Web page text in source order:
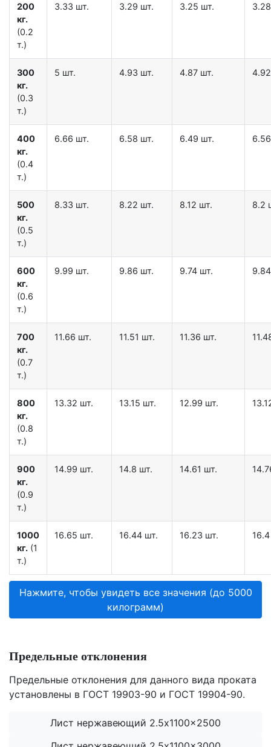
200
кг.
(0.2
т.)
3.33 шт. 3.29 шт. 3.25 шт.
300
кг.
(0.3
т.)
5 шт. 4.93 шт. 4.87 шт.
400
кг.
(0.4
т.)
6.66 шт. 6.58 шт. 6.49 шт.
500
кг.
(0.5
т.)
8.33 шт. 8.22 шт. 8.12 шт. 8.2
600
кг.
(0.6
т.)
9.99 шт. 9.86 шт. 9.74 шт.
700
кг.
(0.7
т.)
11.66 шт. 11.51 шт. 11.36 шт.
800
кг.
(0.8
т.)
13.32 шт. 13.15 шт. 12.99 шт.
900
кг.
(0.9
т.)
14.99 шт. 14.8 шт. 14.61 шт.
1000
кг. (1
т.)
16.65 шт. 16.44 шт. 16.23 шт.
Нажмите, чтобы увидеть все значения (до 5000
килограмм)
Предельные отклонения
Предельные отклонения для данного вида проката
установлены в ГОСТ 19903-90 и ГОСТ 19904-90.
Лист нержавеющий 2.5x1100x2500